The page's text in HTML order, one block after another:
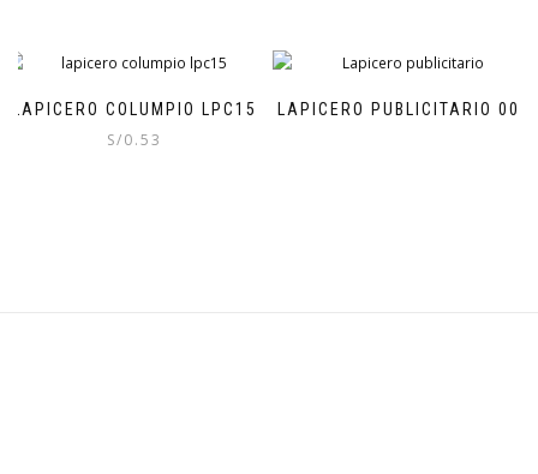
LAPICERO COLUMPIO LPC15
S/0.53
LAPICERO PUBLICITARIO 003